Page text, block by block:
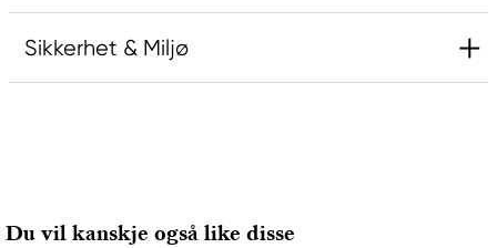
Sikkerhet & Miljø
90546 Stein, Germany
Du vil kanskje også like disse